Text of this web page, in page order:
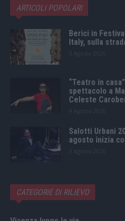
ARTICOLI POPOLARI
Berici in
Italy, sulla
“Teatro in
spettacolo a
Celeste
Salotti Urbani
agosto inizia
CATEGORIE DI RILIEVO